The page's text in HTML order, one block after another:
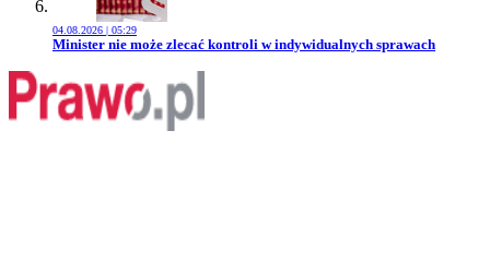
04.08.2026 | 05:29
Przejdź do artykułu:
Minister nie może zlecać kontroli w indywidualnych sprawach